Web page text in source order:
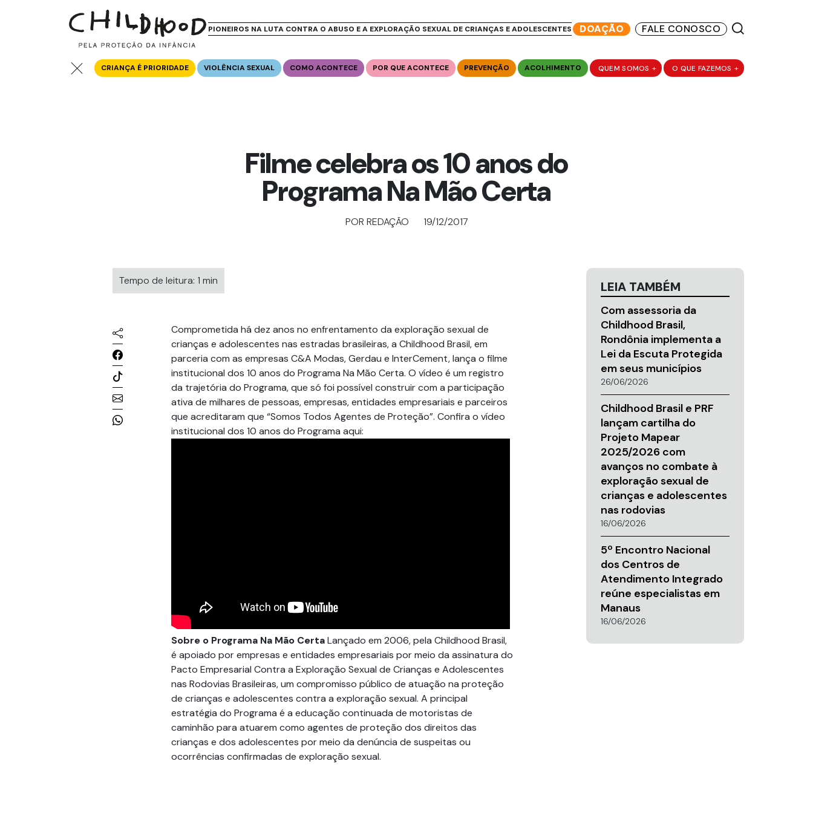
PIONEIROS NA LUTA CONTRA O ABUSO E A EXPLORAÇÃO SEXUAL DE CRIANÇAS E ADOLESCENTES DOAÇÃO FALE CONOSCO
CRIANÇA É PRIORIDADE VIOLÊNCIA SEXUAL COMO ACONTECE POR QUE ACONTECE PREVENÇÃO ACOLHIMENTO QUEM SOMOS + O QUE FAZEMOS +
Filme celebra os 10 anos do
Programa Na Mão Certa
POR REDAÇÃO 19/12/2017
Tempo de leitura: 1 min
Comprometida há dez anos no enfrentamento da exploração sexual de
crianças e adolescentes nas estradas brasileiras, a Childhood Brasil, em
parceria com as empresas C&A Modas, Gerdau e InterCement, lança o filme
institucional dos 10 anos do Programa Na Mão Certa. O vídeo é um registro
da trajetória do Programa, que só foi possível construir com a participação
ativa de milhares de pessoas, empresas, entidades empresariais e parceiros
que acreditaram que “Somos Todos Agentes de Proteção”. Confira o vídeo
institucional dos 10 anos do Programa aqui:
Sobre o Programa Na Mão CertaLançado em 2006, pela Childhood Brasil,
é apoiado por empresas e entidades empresariais por meio da assinatura do
Pacto Empresarial Contra a Exploração Sexual de Crianças e Adolescentes
nas Rodovias Brasileiras, um compromisso público de atuação na proteção
de crianças e adolescentes contra a exploração sexual. A principal
estratégia do Programa é a educação continuada de motoristas de
caminhão para atuarem como agentes de proteção dos direitos das
crianças e dos adolescentes por meio da denúncia de suspeitas ou
ocorrências confirmadas de exploração sexual.
LEIA TAMBÉM
Com assessoria da
Childhood Brasil,
Rondônia implementa a
Lei da Escuta Protegida
em seus municípios
26/06/2026
Childhood Brasil e PRF
lançam cartilha do
Projeto Mapear
2025/2026 com
avanços no combate à
exploração sexual de
crianças e adolescentes
nas rodovias
16/06/2026
5º Encontro Nacional
dos Centros de
Atendimento Integrado
reúne especialistas em
Manaus
16/06/2026